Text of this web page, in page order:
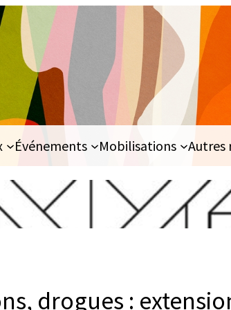
Événements Mobilisations Autres
drogues :